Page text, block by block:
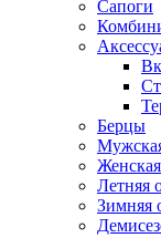
Сапоги
Берцы
Летняя
Зимняя